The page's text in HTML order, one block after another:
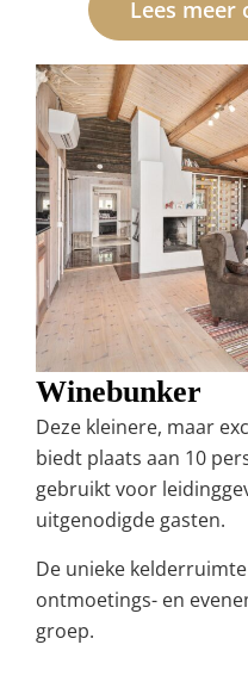
Lees meer
Winebunker
Deze kleinere, maar
biedt plaats aan 10
gebruikt voor
uitgenodigde gasten.
De unieke
ontmoetings- en
groep.